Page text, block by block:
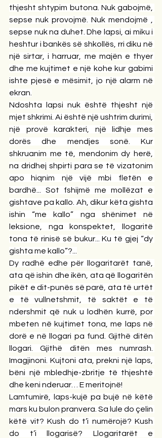
thjesht shtypim butona. Nuk gabojmë,
sepse nuk provojmë. Nuk mendojmë ,
sepse nuk na duhet. Dhe lapsi, ai miku i
heshtur i bankës së shkollës, rri diku në
një sirtar, i harruar, me majën e thyer
dhe me kujtimet e një kohe kur gabimi
ishte pjesë e mësimit, jo një alarm në
ekran.
Ndoshta lapsi nuk është thjesht një
mjet shkrimi. Ai është një ushtrim durimi,
një provë karakteri, një lidhje mes
dorës dhe mendjes sonë. Kur
shkruanim me të, mendonim dy herë,
na dridhej shpirti para se të vizatonim
apo hiqnim një vijë mbi fletën e
bardhë... Sot fshijmë me mollëzat e
gishtave pa kallo. Ah, dikur këta gishta
ishin “me kallo” nga shënimet në
leksione, nga konspektet, llogaritë
tona të rinisë së bukur... Ku të gjej “dy
gishta me kallo”?...
Dy radhë edhe për llogaritarët tanë,
ata që ishin dhe ikën, ata që llogaritën
pikët e dit-punës së parë, ata të urtët
e të vullnetshmit, të saktët e të
ndershmit që nuk u lodhën kurrë, por
mbeten në kujtimet tona, me laps në
dorë e në llogari pa fund. Gjithë ditën
llogari. Gjithë ditën mes numrash.
Imagjinoni. Kujtoni ata, prekni një laps,
bëni një mbledhje-zbritje të thjeshtë
dhe keni nderuar… E meritojnë!
Lamtumirë, laps-kujë pa bujë në këtë
mars ku bulon pranvera. Sa lule do çelin
këtë vit? Kush do t’i numërojë? Kush
do t’i llogarisë? Llogaritarët e